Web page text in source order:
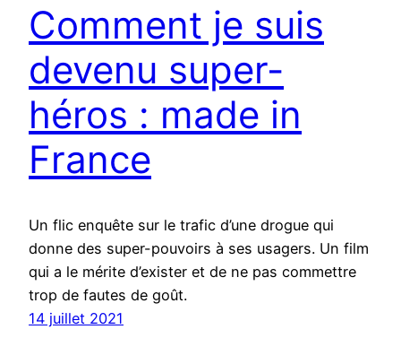
Comment je suis
devenu super-
héros : made in
France
Un flic enquête sur le trafic d’une drogue qui
donne des super-pouvoirs à ses usagers. Un film
qui a le mérite d’exister et de ne pas commettre
trop de fautes de goût.
14 juillet 2021